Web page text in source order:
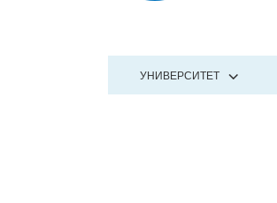
УНИВЕРСИТЕТ